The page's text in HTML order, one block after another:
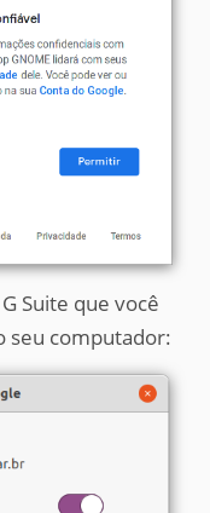
Suite que você
seu computador: